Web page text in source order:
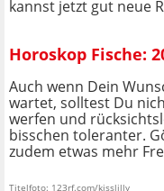
kannst jetzt gut neue
Horoskop Fische:
Auch wenn Dein
wartet, solltest Du
werfen und
bisschen toleranter.
zudem etwas mehr
Titelfoto: 123rf.com/kisslilly